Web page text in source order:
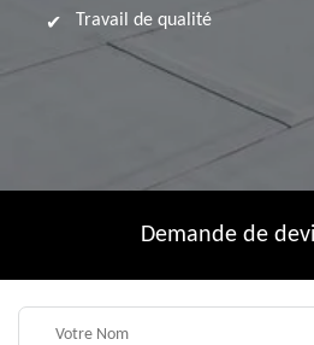
Travail de qualité
Demande de